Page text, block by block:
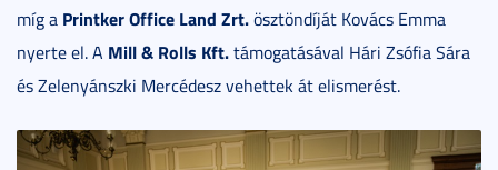
míg a Printker Office Land Zrt.ösztöndíját Kovács Emma
nyerte el. A Mill & Rolls Kft.támogatásával Hári Zsófia Sára
és Zelenyánszki Mercédesz vehettek át elismerést.